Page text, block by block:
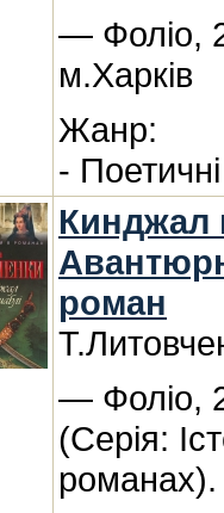
— Фоліо,
м.Харків
Жанр:
- Поетичні
Кинджал
роман
— Фоліо,
(Серія: